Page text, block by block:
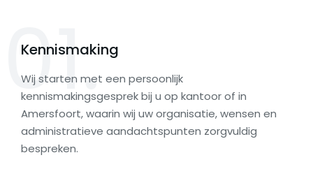
01.
Kennismaking
Wij starten met een persoonlijk
kennismakingsgesprek bij u op kantoor of in
Amersfoort, waarin wij uw organisatie, wensen en
administratieve aandachtspunten zorgvuldig
bespreken.